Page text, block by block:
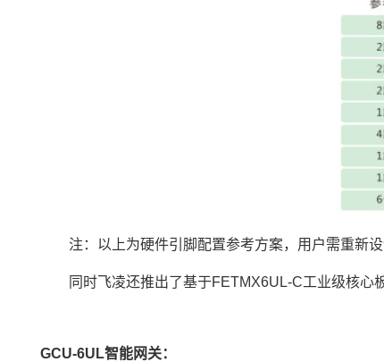
注：以上为硬件引脚配置参考方案，用户需重新
同时飞凌还推出了基于FETMX6UL-C工业级核心
GCU-6UL智能网关：